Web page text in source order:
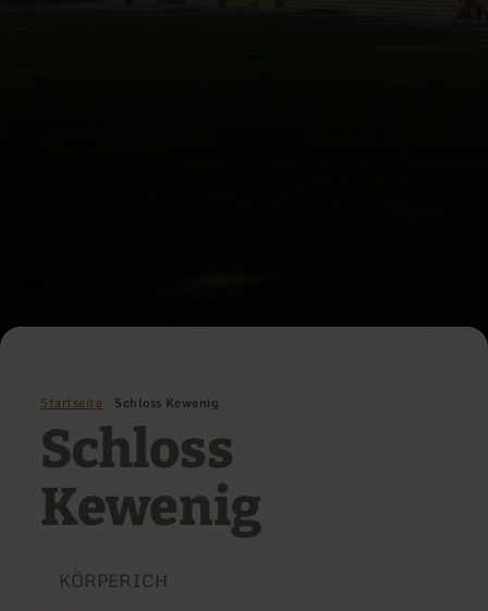
Startseite Schloss Kewenig
Schloss
Kewenig
KÖRPERICH